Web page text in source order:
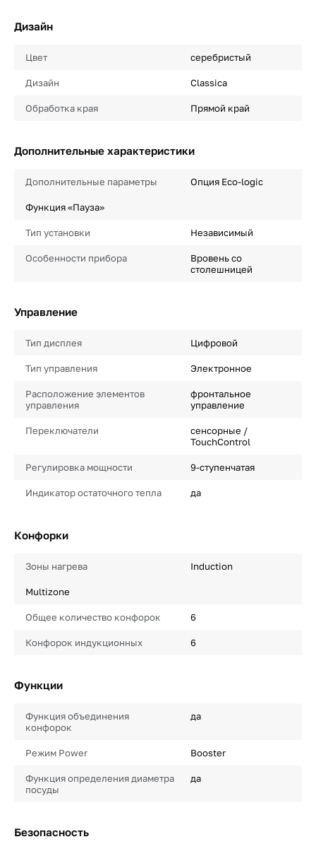
Дизайн
Цвет серебристый
Дизайн Classica
Обработка края Прямой край
Дополнительные характеристики
Дополнительные параметры Опция Eco-logic
Функция «Пауза»
Тип установки Независимый
Особенности прибора
Вровень со
столешницей
Управление
Тип дисплея Цифровой
Тип управления Электронное
Расположение элементов
управления
фронтальное
управление
Переключатели
сенсорные /
TouchControl
Регулировка мощности 9-ступенчатая
Индикатор остаточного тепла да
Конфорки
Зоны нагрева Induction
Multizone
Общее количество конфорок 6
Конфорок индукционных 6
Функции
Функция объединения
конфорок
да
Режим Power Booster
Функция определения диаметра
посуды
да
Безопасность